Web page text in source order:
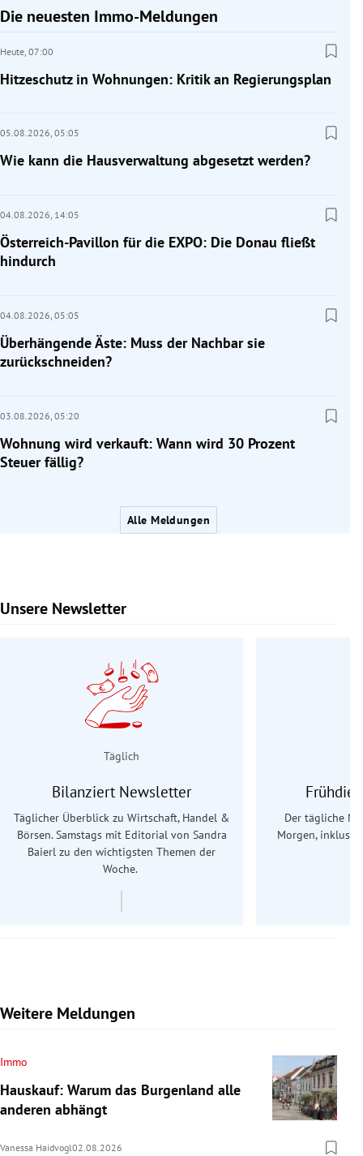
Die neuesten Immo-Meldungen
Heute, 07:00
Hitzeschutz in Wohnungen: Kritik an Regierungsplan
05.08.2026, 05:05
Wie kann die Hausverwaltung abgesetzt werden?
04.08.2026, 14:05
Österreich-Pavillon für die EXPO: Die Donau fließt
hindurch
04.08.2026, 05:05
Überhängende Äste: Muss der Nachbar sie
zurückschneiden?
03.08.2026, 05:20
Wohnung wird verkauft: Wann wird 30 Prozent
Steuer fällig?
Alle Meldungen
Unsere Newsletter
Slide 1 von 9
Täglich
Bilanziert Newsletter
Täglicher Überblick zu Wirtschaft, Handel &
Börsen. Samstags mit Editorial von Sandra
Baierl zu den wichtigsten Themen der
Woche.
Der tägliche
Morgen,
Weitere Meldungen
Immo
Hauskauf: Warum das Burgenland alle
anderen abhängt
Vanessa Haidvogl02.08.2026